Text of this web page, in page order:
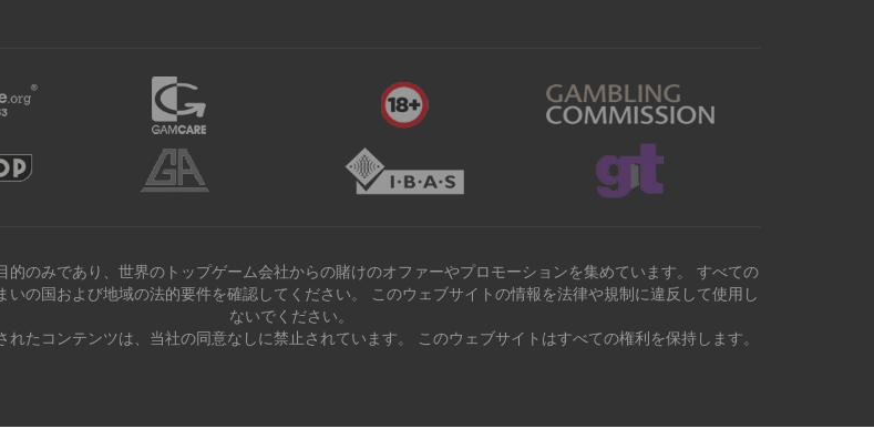
的のみであり、世界のトップゲーム会社からの賭けのオファーやプロモーションを集めています。 すべての
いの国および地域の法的要件を確認してください。 このウェブサイトの情報を法律や規制に違反して使用し
ないでください。
れたコンテンツは、当社の同意なしに禁止されています。 このウェブサイトはすべての権利を保持します。